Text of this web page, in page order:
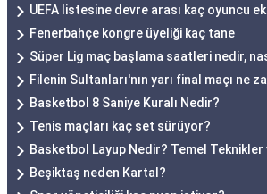
UEFA listesine devre arası kaç oyuncu
Fenerbahçe kongre üyeliği kaç tane
Süper Lig maç başlama saatleri nedir,
Filenin Sultanları'nın yarı final maçı ne
Basketbol 8 Saniye Kuralı Nedir?
Tenis maçları kaç set sürüyor?
Basketbol Layup Nedir? Temel
Beşiktaş neden Kartal?